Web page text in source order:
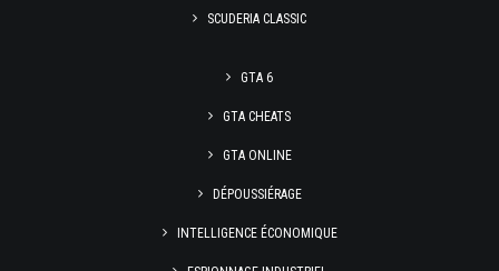
SCUDERIA CLASSIC
GTA 6
GTA CHEATS
GTA ONLINE
DÉPOUSSIÉRAGE
INTELLIGENCE ÉCONOMIQUE